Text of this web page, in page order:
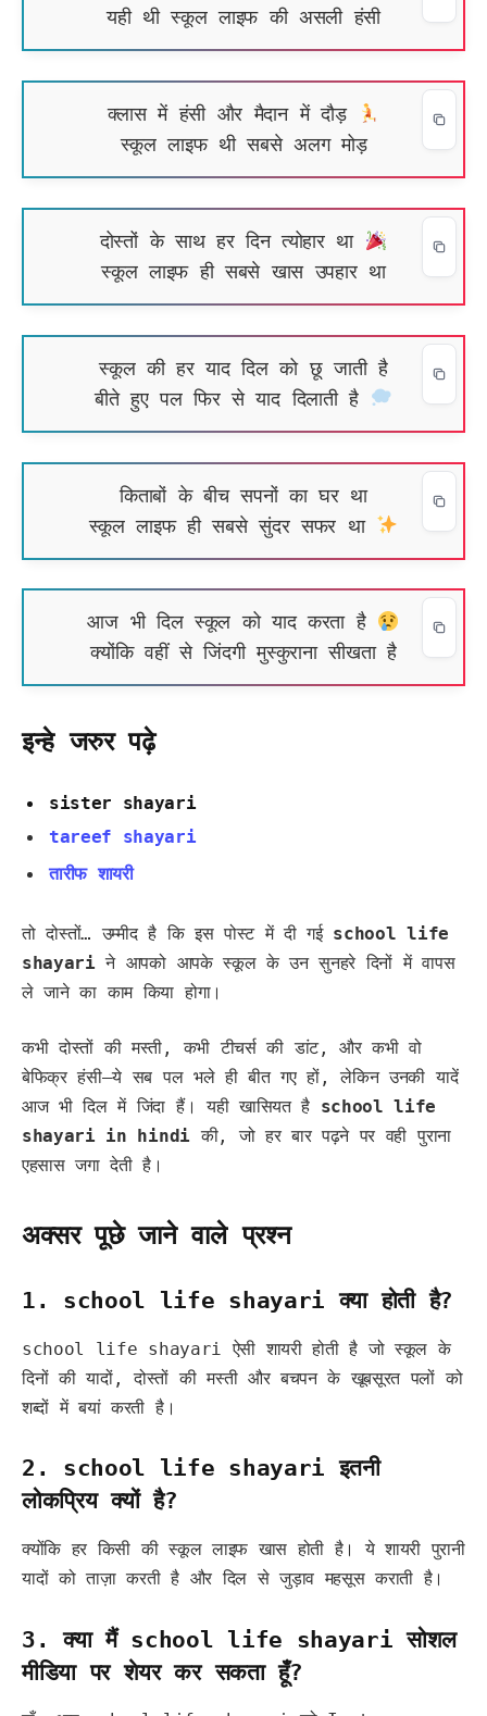
यही थी स्कूल लाइफ की असली हंसी
क्लास में हंसी और मैदान में दौड़
स्कूल लाइफ थी सबसे अलग मोड़
दोस्तों के साथ हर दिन त्योहार था
स्कूल लाइफ ही सबसे खास उपहार था
स्कूल की हर याद दिल को छू जाती है
बीते हुए पल फिर से याद दिलाती है
किताबों के बीच सपनों का घर था
स्कूल लाइफ ही सबसे सुंदर सफर था
आज भी दिल स्कूल को याद करता है
क्योंकि वहीं से जिंदगी मुस्कुराना सीखता है
इन्हे जरुर पढ़े
sister shayari
tareef shayari
तारीफ शायरी
तो दोस्तों… उम्मीद है कि इस पोस्ट में दी गई school life
shayari ने आपको आपके स्कूल के उन सुनहरे दिनों में वापस
ले जाने का काम किया होगा।
कभी दोस्तों की मस्ती, कभी टीचर्स की डांट, और कभी वो
बेफिक्र हंसी—ये सब पल भले ही बीत गए हों, लेकिन उनकी यादें
आज भी दिल में जिंदा हैं। यही खासियत है school life
shayari in hindi की, जो हर बार पढ़ने पर वही पुराना
एहसास जगा देती है।
अक्सर पूछे जाने वाले प्रश्न
1. school life shayari क्या होती है?
school life shayari ऐसी शायरी होती है जो स्कूल के
दिनों की यादों, दोस्तों की मस्ती और बचपन के खूबसूरत पलों को
शब्दों में बयां करती है।
2. school life shayari इतनी
लोकप्रिय क्यों है?
क्योंकि हर किसी की स्कूल लाइफ खास होती है। ये शायरी पुरानी
यादों को ताज़ा करती है और दिल से जुड़ाव महसूस कराती है।
3. क्या मैं school life shayari सोशल
मीडिया पर शेयर कर सकता हूँ?